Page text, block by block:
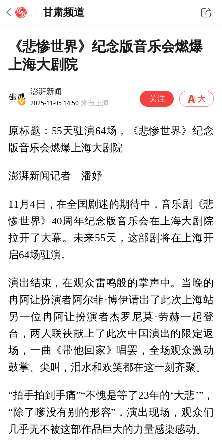
甘肃频道
《悲惨世界》纪念版音乐会燃爆
上海大剧院
澎湃新闻
2025-11-05 14:50 来自上海
原标题：55天驻演64场，《悲惨世界》纪念
版音乐会燃爆上海大剧院
澎湃新闻记者 潘妤
11月4日，在全国剧迷的期待中，音乐剧《悲
惨世界》40周年纪念版音乐会在上海大剧院
拉开了大幕。未来55天，这部剧将在上海开
启64场驻演。
演出结束，在观众雷鸣般的掌声中。当晚的
冉阿让扮演者阿尔菲·博伊请出了此次上海站
另一位冉阿让扮演者杰罗尼莫·劳赫一起登
台，两人联袂献上了此次中国演出的限定返
场，一曲《带他回家》唱罢，全场观众激动
鼓掌、尖叫，泪水和欢笑都在这一刻齐聚。
“拍手拍到手痛”“不愧是等了23年的‘大悲’”，
“除了嗲没有别的形容”，演出现场，观众们
几乎无不被这部作品巨大的力量感染感动。